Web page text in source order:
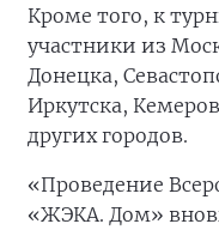
Кроме того, к
участники из
Донецка,
Иркутска,
других городов.
«Проведение
«ЖЭКА. Дом»